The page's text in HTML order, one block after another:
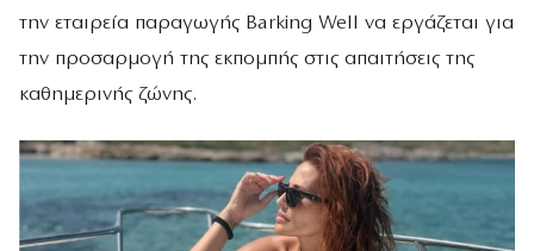
την εταιρεία παραγωγής Barking Well να εργάζεται για
την προσαρμογή της εκπομπής στις απαιτήσεις της
καθημερινής ζώνης.